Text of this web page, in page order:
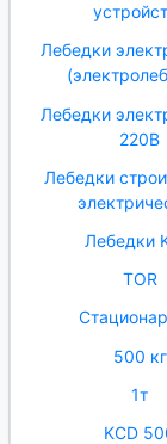
Лебедки
Лебедки
220В
Лебедки
Лебедки
TOR
500 кг
1т
KCD